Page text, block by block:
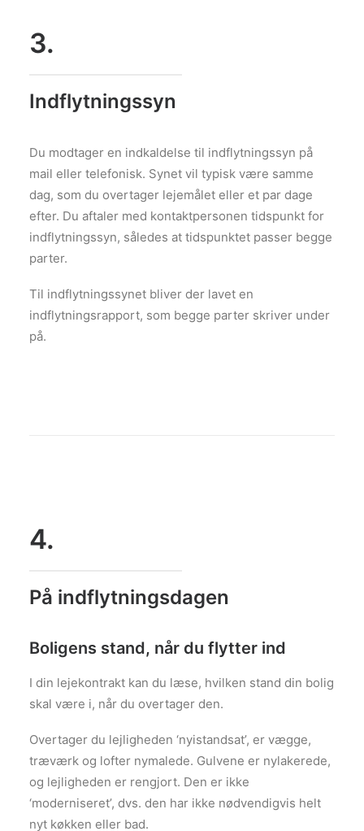
3.
Indflytningssyn
Du modtager en indkaldelse til indflytningssyn på
mail eller telefonisk. Synet vil typisk være samme
dag, som du overtager lejemålet eller et par dage
efter. Du aftaler med kontaktpersonen tidspunkt for
indflytningssyn, således at tidspunktet passer begge
parter.
Til indflytningssynet bliver der lavet en
indflytningsrapport, som begge parter skriver under
på.
4.
På indflytningsdagen
Boligens stand, når du flytter ind
I din lejekontrakt kan du læse, hvilken stand din bolig
skal være i, når du overtager den.
Overtager du lejligheden ‘nyistandsat’, er vægge,
træværk og lofter nymalede. Gulvene er nylakerede,
og lejligheden er rengjort. Den er ikke
‘moderniseret’, dvs. den har ikke nødvendigvis helt
nyt køkken eller bad.